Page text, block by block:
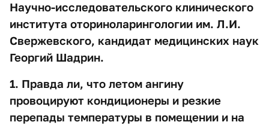
Научно-исследовательского клинического
института оториноларингологии им. Л.И.
Свержевского, кандидат медицинских наук
Георгий Шадрин.
1. Правда ли, что летом ангину
провоцируют кондиционеры и резкие
перепады температуры в помещении и на